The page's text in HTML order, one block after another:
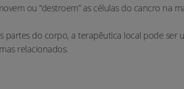
ou “destroem” as células do cancro na
partes do corpo, a terapêutica local pode
relacionados.